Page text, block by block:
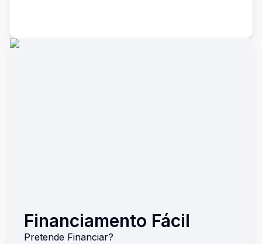
Financiamento Fácil
Pretende Financiar?